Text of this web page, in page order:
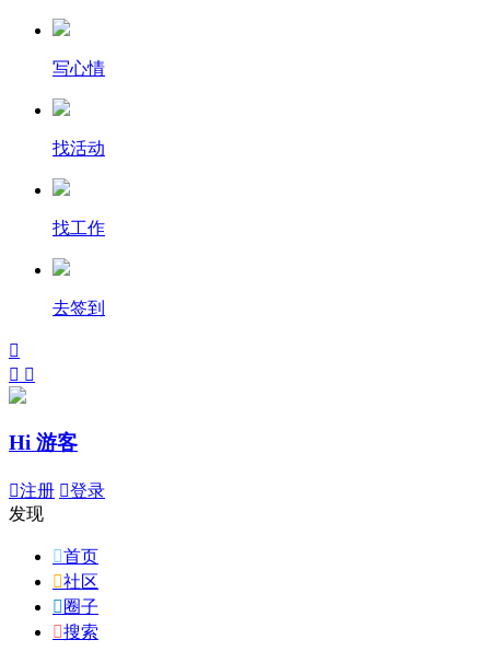
写心情
找活动
找工作
去签到

 
Hi 游客
注册 登录
发现
首页
社区
 圈子
搜索